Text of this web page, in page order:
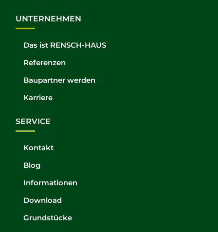
UNTERNEHMEN
Das ist RENSCH-HAUS
Referenzen
Baupartner werden
Karriere
SERVICE
Kontakt
Blog
Informationen
Download
Grundstücke